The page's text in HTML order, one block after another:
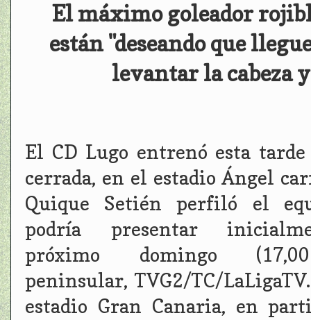
El máximo goleador
están "deseando que
levantar la cabeza
El CD Lugo entrenó esta
cerrada, en el estadio Ángel
Quique Setién perfiló el
podría presentar
próximo domingo
peninsular, TVG2/TC/
estadio Gran Canaria, en